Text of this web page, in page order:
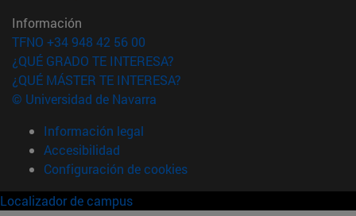
Información
TFNO +34 948 42 56 00
¿QUÉ GRADO TE INTERESA?
¿QUÉ MÁSTER TE INTERESA?
© Universidad de Navarra
Información legal
Accesibilidad
Configuración de cookies
Localizador de campus